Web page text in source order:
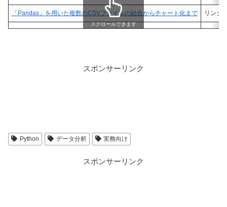
「Pandas」を用いた複数のCSVファイルの結合からチャート化まで リンク
スクロールできます
スポンサーリンク
Python データ分析 実務向け
スポンサーリンク